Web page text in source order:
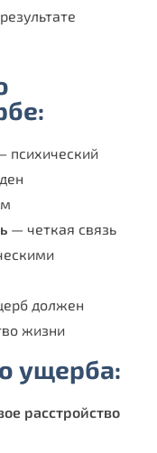
психический
— четкая связь
должен
жизни
ущерба:
расстройство